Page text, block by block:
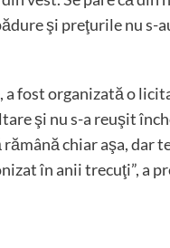
şi preţurile nu s-
a fost organizată o
şi nu s-a reuşit
chiar aşa, dar
în anii trecuţi”, a